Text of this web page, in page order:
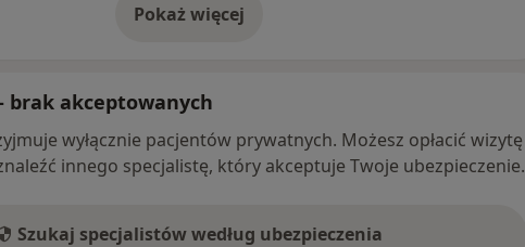
Pokaż więcej
o adresie
brak akceptowanych
wyłącznie pacjentów prywatnych. Możesz opłacić wizytę
innego specjalistę, który akceptuje Twoje ubezpieczenie.
Szukaj specjalistów według ubezpieczenia